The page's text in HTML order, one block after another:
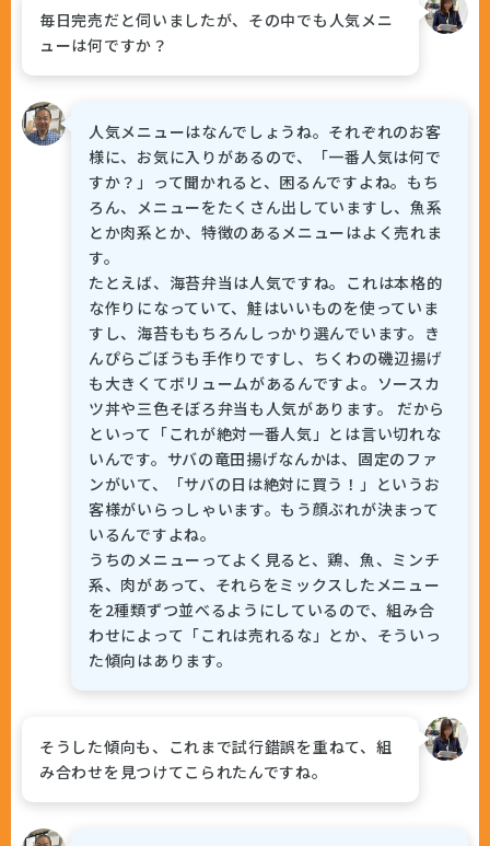
毎日完売だと伺いましたが、その中でも人気メニ
ューは何ですか？
人気メニューはなんでしょうね。それぞれのお客
様に、お気に入りがあるので、「一番人気は何で
すか？」って聞かれると、困るんですよね。もち
ろん、メニューをたくさん出していますし、魚系
とか肉系とか、特徴のあるメニューはよく売れま
す。
たとえば、海苔弁当は人気ですね。これは本格的
な作りになっていて、鮭はいいものを使っていま
すし、海苔ももちろんしっかり選んでいます。き
んぴらごぼうも手作りですし、ちくわの磯辺揚げ
も大きくてボリュームがあるんですよ。ソースカ
ツ丼や三色そぼろ弁当も人気があります。 だから
といって「これが絶対一番人気」とは言い切れな
いんです。サバの竜田揚げなんかは、固定のファ
ンがいて、「サバの日は絶対に買う！」というお
客様がいらっしゃいます。もう顔ぶれが決まって
いるんですよね。
うちのメニューってよく見ると、鶏、魚、ミンチ
系、肉があって、それらをミックスしたメニュー
を2種類ずつ並べるようにしているので、組み合
わせによって「これは売れるな」とか、そういっ
た傾向はあります。
そうした傾向も、これまで試行錯誤を重ねて、組
み合わせを見つけてこられたんですね。